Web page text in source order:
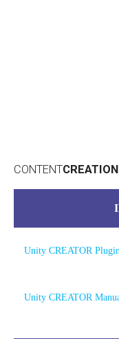
WOW!BOX -
CONTENTCREATION
Unity CREATOR
Unity CREATOR